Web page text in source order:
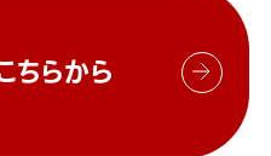
ちらから